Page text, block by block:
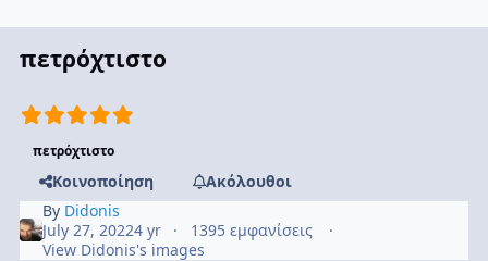
πετρόχτιστο
πετρόχτιστο
Κοινοποίηση
Ακόλουθοι
By Didonis
July 27, 20224 yr
1395 εμφανίσεις
View Didonis's images